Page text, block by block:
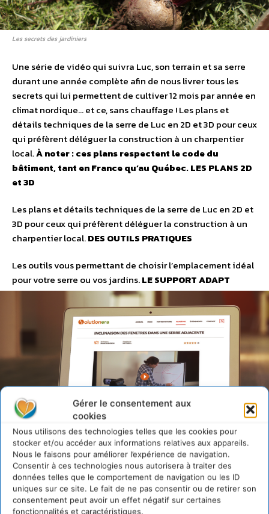
Gérer le consentement aux
cookies
Nous utilisons des technologies telles que les cookies pour
stocker et/ou accéder aux informations relatives aux appareils.
Nous le faisons pour améliorer l’expérience de navigation.
Consentir à ces technologies nous autorisera à traiter des
données telles que le comportement de navigation ou les ID
uniques sur ce site. Le fait de ne pas consentir ou de retirer son
consentement peut avoir un effet négatif sur certaines
fonctionnalités et caractéristiques.
Les secrets des jardiniers
Une série de vidéo qui suivra Luc, son terrain et sa serre
durant une année complète afin de nous livrer tous les
secrets qui lui permettent de cultiver 12 mois par année en
climat nordique… et ce, sans chauffage ! Les plans et
détails techniques de la serre de Luc en 2D et 3D pour ceux
qui préfèrent déléguer la construction à un charpentier
local.À noter : ces plans respectent le code du
bâtiment, tant en France qu’au Québec.LES PLANS 2D
et 3D
Les plans et détails techniques de la serre de Luc en 2D et
3D pour ceux qui préfèrent déléguer la construction à un
Les outils vous permettant de choisir l’emplacement idéal
pour votre serre ou vos jardins.LE SUPPORT ADAPT
Le support ADAPT